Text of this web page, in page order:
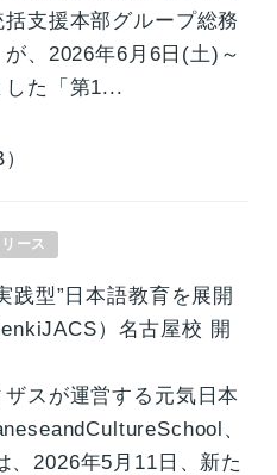
支援本部グループ総務
、2026年6月6日(土)～
した「第1...
ース
践型”日本語教育を展開
）名古屋校 開
スが運営する元気日本
、
、2026年5月11日、新た